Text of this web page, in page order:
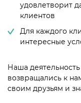
удовлетворит
клиентов
Для каждого
интересные
Наша
возвращались к
своим друзьям и